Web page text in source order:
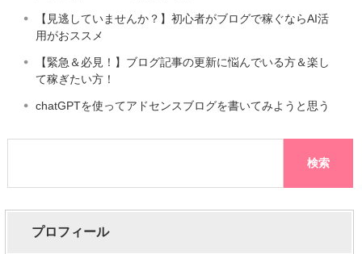
【見逃していませんか？】初心者がブログで稼ぐならAI活
用がおススメ
【緊急＆必見！】ブログ記事の更新に悩んでいる方＆楽し
て稼ぎたい方！
chatGPTを使ってアドセンスブログを書いてみようと思う
プロフィール